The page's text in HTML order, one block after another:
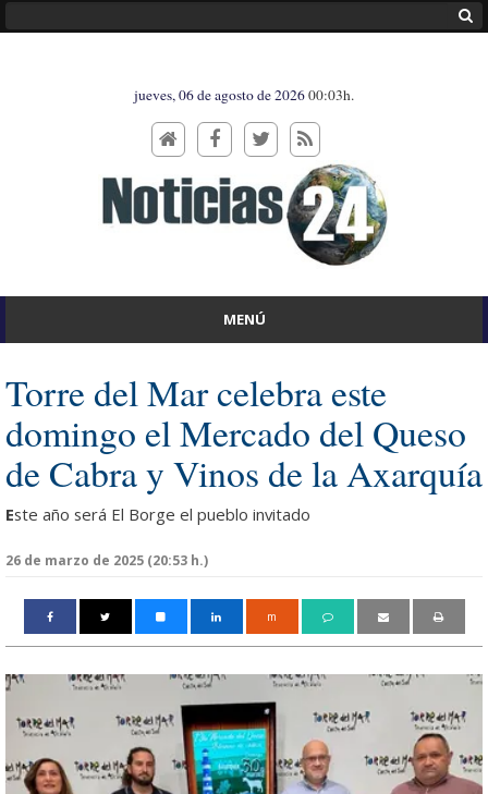
jueves, 06 de agosto de 202600:03h.
MENÚ
Torre del Mar celebra este
domingo el Mercado del Queso
de Cabra y Vinos de la Axarquía
Este año será El Borge el pueblo invitado
26 de marzo de 2025 (20:53 h.)
m